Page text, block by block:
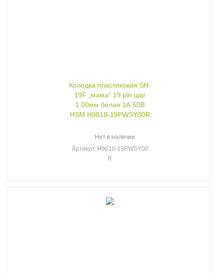
Колодка пластиковая SH-
19F „мама“ 19 pin шаг
1.00мм белая 1А 50В
HSM H9010-19PWSY00R
Нет в наличии
Артикул: H9010-19PWSY00
R